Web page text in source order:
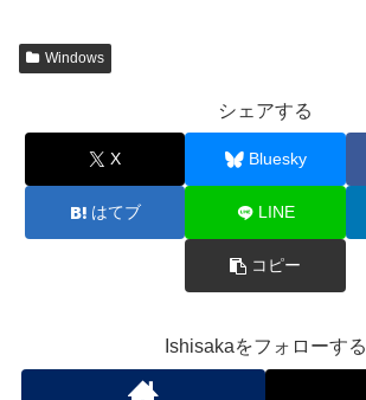
Windows
シェアする
X Bluesky
はてブ LINE
コピー
Ishisakaをフォローする